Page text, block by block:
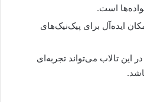
است.
ایده‌آل برای پیک‌نیک‌های
این تالاب می‌تواند تجربه‌ای